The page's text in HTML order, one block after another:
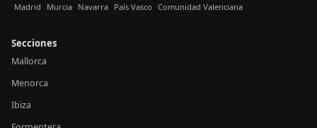
Madrid Murcia Navarra País Vasco Comunidad Valenciana
Secciones
Mallorca
Menorca
Ibiza